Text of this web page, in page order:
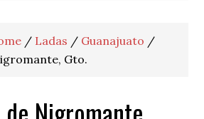
/ Ladas / Guanajuato /
Gto.